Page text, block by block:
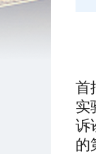
首
实
诉
的